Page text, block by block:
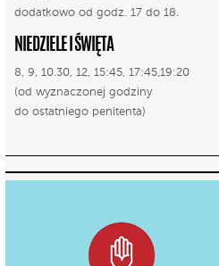
dodatkowo od godz. 17 do 18.
NIEDZIELE I ŚWIĘTA
8, 9, 10.30, 12, 15:45, 17:45,19:20
(od wyznaczonej godziny
do ostatniego penitenta)